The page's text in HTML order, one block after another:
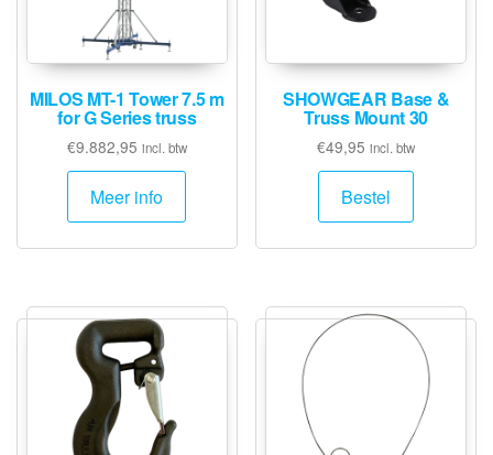
MILOS MT-1 Tower 7.5 m
for G Series truss
€9.882,95 incl. btw
Meer info
SHOWGEAR Base &
Truss Mount 30
€49,95 incl. btw
Bestel